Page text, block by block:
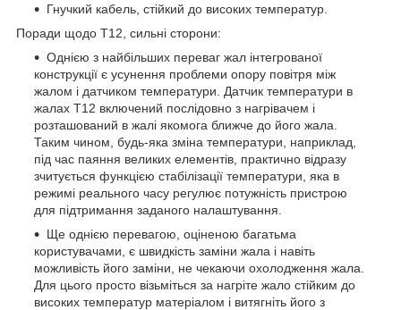
Гнучкий кабель, стійкий до високих температур.
Поради щодо T12, сильні сторони:
Однією з найбільших переваг жал інтегрованої
конструкції є усунення проблеми опору повітря між
жалом і датчиком температури. Датчик температури в
жалах Т12 включений послідовно з нагрівачем і
розташований в жалі якомога ближче до його жала.
Таким чином, будь-яка зміна температури, наприклад,
під час паяння великих елементів, практично відразу
зчитується функцією стабілізації температури, яка в
режимі реального часу регулює потужність пристрою
для підтримання заданого налаштування.
Ще однією перевагою, оціненою багатьма
користувачами, є швидкість заміни жала і навіть
можливість його заміни, не чекаючи охолодження жала.
Для цього просто візьміться за нагріте жало стійким до
високих температур матеріалом і витягніть його з